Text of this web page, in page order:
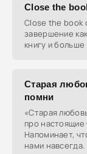
Close the
Close the book
завершение
книгу и
Старая
помни
«Старая
про настоящие
Напоминает,
нами навсегда.